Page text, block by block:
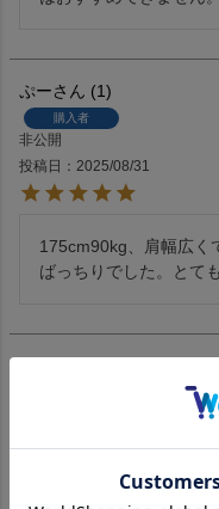
ぷー 1
購入者
非公開
投稿日
2025/08/31
175cm90kg、肩幅広く
ばっちりでした。とて